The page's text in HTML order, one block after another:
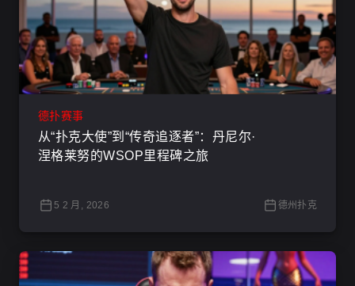
德扑赛事
从“扑克大使”到“传奇追逐者”：丹尼尔·
涅格莱努的WSOP里程碑之旅
5 2 月, 2026 德州扑克